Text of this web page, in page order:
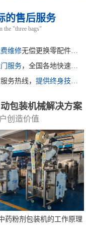
的售后服务
the "three bags"
维修无偿更换零配件，
服务，全国各地快速到达。
务热线，提供终身技术支持。
包装机械解决方案
创造价值
药粉剂包装机的工作原理